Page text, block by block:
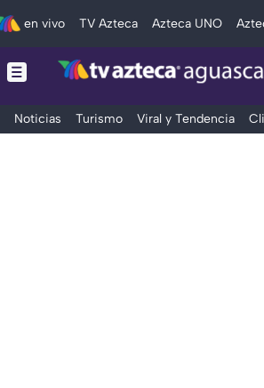
en vivo TV Azteca Azteca UNO
Noticias Turismo Viral y Tendencia